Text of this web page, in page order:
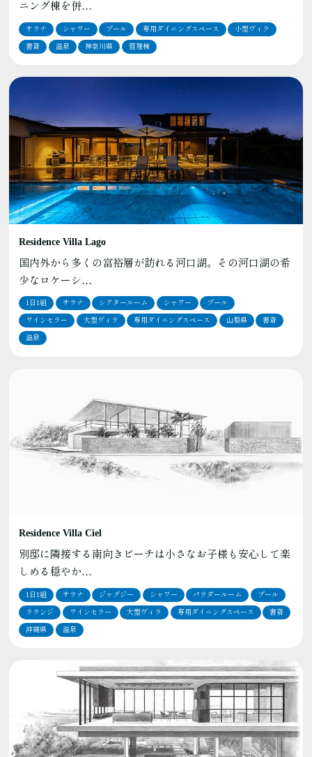
ニング棟を併…
サウナ シャワー プール 専用ダイニングスペース 小型ヴィラ
書斎 温泉 神奈川県 管理棟
Residence Villa Lago
国内外から多くの富裕層が訪れる河口湖。その河口湖の希
少なロケーシ…
1日1組 サウナ シアタールーム シャワー プール
ワインセラー 大型ヴィラ 専用ダイニングスペース 山梨県 書斎
温泉
Residence Villa Ciel
別邸に隣接する南向きビーチは小さなお子様も安心して楽
しめる穏やか…
1日1組 サウナ ジャグジー シャワー パウダールーム プール
ラウンジ ワインセラー 大型ヴィラ 専用ダイニングスペース 書斎
沖縄県 温泉